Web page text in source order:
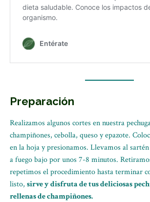
Preparación
Realizamos algunos cortes en nuestra
champiñones, cebolla, queso y epazote.
en la hoja y presionamos. Llevamos al
a fuego bajo por unos 7-8 minutos.
repetimos el procedimiento hasta terminar
listo, sirve y disfruta de tus deliciosas
rellenas de champiñones.